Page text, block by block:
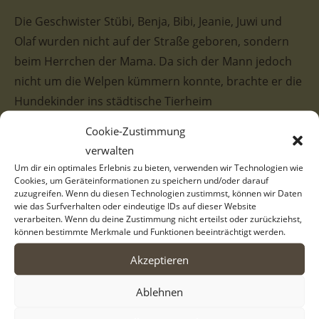
Cookie-Zustimmung
verwalten
Um dir ein optimales Erlebnis zu bieten, verwenden wir Technologien wie
Cookies, um Geräteinformationen zu speichern und/oder darauf
zuzugreifen. Wenn du diesen Technologien zustimmst, können wir Daten
wie das Surfverhalten oder eindeutige IDs auf dieser Website
verarbeiten. Wenn du deine Zustimmung nicht erteilst oder zurückziehst,
können bestimmte Merkmale und Funktionen beeinträchtigt werden.
Akzeptieren
Ablehnen
Die Geschwister Stübi, Benja, Bibi, Jeanie, Juwi und
Olaf wurden nicht auf der Straße geboren, sondern
beim Herrchen der Mama. Da sich der Mann jedoch
nicht um die Welpen kümmern konnte, brachte er die
Hundekinder ins städtische Tierheim
werden versorgt und warten sehnsüchtig auf ein
eigenes, liebevolles Zuhause.
Für Stübi wünschen wir uns sehr, dass sie möglichst
bald ein kuscheliges Körbchen bei
verantwortungsbewussten Menschen findet, die ihr
geduldig ihr neues Leben als vierbeiniges
Familienmitglied näherbringen. Stübi ist eine
entzückende Hundedame. Sie hat hübsches braunes